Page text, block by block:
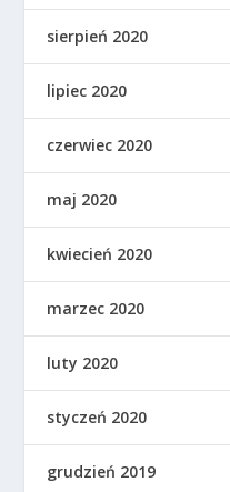
sierpień 2020
lipiec 2020
czerwiec 2020
maj 2020
kwiecień 2020
marzec 2020
luty 2020
styczeń 2020
grudzień 2019